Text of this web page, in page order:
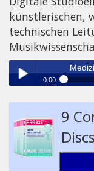
künstlerischen,
technischen
Play /
0:00
9
Discs